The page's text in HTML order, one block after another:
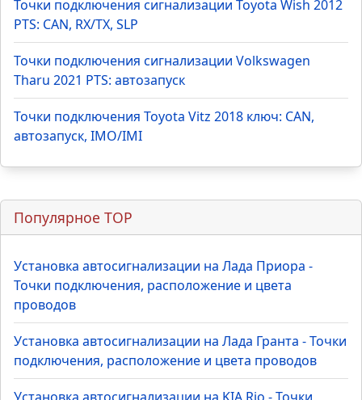
Новое NEW
Точки подключения сигнализации Toyota Raize 2021
PTS: CAN, LIN, автозапуск
Точки подключения сигнализации Honda XR-V 2021,
ключ: CAN, LIN, автозапуск
Точки подключения сигнализации Volkswagen
Точки подключения Toyota Vitz 2018 ключ: CAN,
автозапуск, IMO/IMI